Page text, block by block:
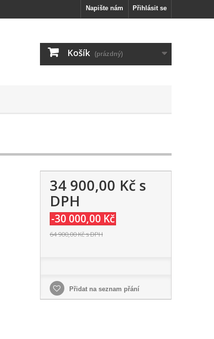
Přihlásit se
Napište nám
Košík (prázdný)
34 900,00 Kčs
DPH
-30 000,00 Kč
64 900,00 Kčs DPH
Přidat na seznam přání